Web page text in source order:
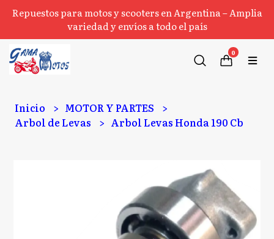
Repuestos para motos y scooters en Argentina – Amplia
variedad y envíos a todo el país
0
Inicio
MOTOR Y PARTES
Arbol de Levas
Arbol Levas Honda 190 Cb